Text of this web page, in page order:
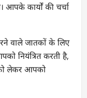
आपके कार्यों की चर्चा
वाले जातकों के लिए
नियंत्रित करती है,
को लेकर आपको